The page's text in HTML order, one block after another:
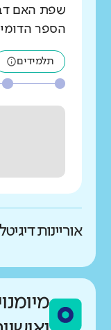
שפת האם
הספר
תלמידים
אוריינות
באיזו
על יכולת
במרחב